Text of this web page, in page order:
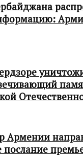
Армении
послание